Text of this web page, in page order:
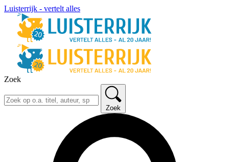
Luisterrijk - vertelt alles
Zoek
Zoek